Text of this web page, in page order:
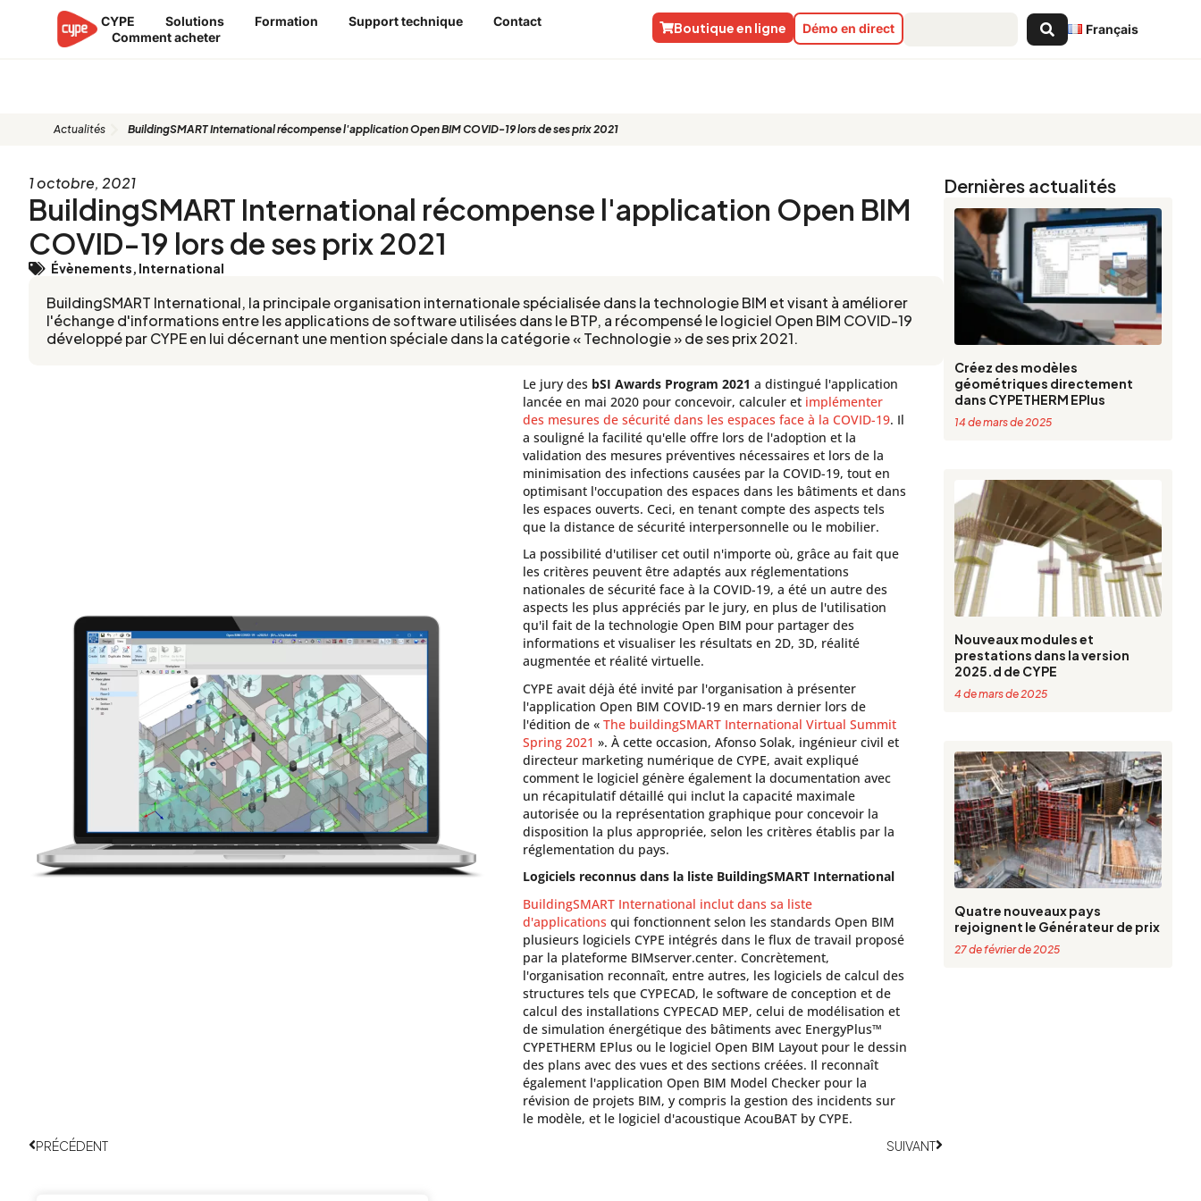
CYPE Solutions Formation Support technique
Contact
Comment acheter
Français
Search
Démo en direct
Boutique en ligne
Actualités BuildingSMART International récompense l'application Open BIM COVID-19 lors de ses prix 2021
1 octobre, 2021
BuildingSMART International récompense l'application Open BIM
COVID-19 lors de ses prix 2021
Évènements, International
BuildingSMART International, la principale organisation internationale spécialisée dans la technologie BIM et visant à améliorer
l'échange d'informations entre les applications de software utilisées dans le BTP, a récompensé le logiciel Open BIM COVID-19
développé par CYPE en lui décernant une mention spéciale dans la catégorie « Technologie » de ses prix 2021.
Le jury des bSI Awards Program 2021 a distingué l'application
lancée en mai 2020 pour concevoir, calculer et implémenter
des mesures de sécurité dans les espaces face à la COVID-19. Il
a souligné la facilité qu'elle offre lors de l'adoption et la
validation des mesures préventives nécessaires et lors de la
minimisation des infections causées par la COVID-19, tout en
optimisant l'occupation des espaces dans les bâtiments et dans
les espaces ouverts. Ceci, en tenant compte des aspects tels
que la distance de sécurité interpersonnelle ou le mobilier.
La possibilité d'utiliser cet outil n'importe où, grâce au fait que
les critères peuvent être adaptés aux réglementations
nationales de sécurité face à la COVID-19, a été un autre des
aspects les plus appréciés par le jury, en plus de l'utilisation
qu'il fait de la technologie Open BIM pour partager des
informations et visualiser les résultats en 2D, 3D, réalité
augmentée et réalité virtuelle.
CYPE avait déjà été invité par l'organisation à présenter
l'application Open BIM COVID-19 en mars dernier lors de
l'édition de « The buildingSMART International Virtual Summit
Spring 2021 ». À cette occasion, Afonso Solak, ingénieur civil et
directeur marketing numérique de CYPE, avait expliqué
comment le logiciel génère également la documentation avec
un récapitulatif détaillé qui inclut la capacité maximale
autorisée ou la représentation graphique pour concevoir la
disposition la plus appropriée, selon les critères établis par la
réglementation du pays.
Logiciels reconnus dans la liste BuildingSMART International
BuildingSMART International inclut dans sa liste
d'applications qui fonctionnent selon les standards Open BIM
plusieurs logiciels CYPE intégrés dans le flux de travail proposé
par la plateforme BIMserver.center. Concrètement,
l'organisation reconnaît, entre autres, les logiciels de calcul des
structures tels que CYPECAD, le software de conception et de
calcul des installations CYPECAD MEP, celui de modélisation et
de simulation énergétique des bâtiments avec EnergyPlus™
CYPETHERM EPlus ou le logiciel Open BIM Layout pour le dessin
des plans avec des vues et des sections créées. Il reconnaît
également l'application Open BIM Model Checker pour la
révision de projets BIM, y compris la gestion des incidents sur
le modèle, et le logiciel d'acoustique AcouBAT by CYPE.
Précédent
PRÉCÉDENT SUIVANTSuivant
Dernières actualités
Créez des modèles
géométriques directement
dans CYPETHERM EPlus
14 de mars de 2025
Nouveaux modules et
prestations dans la version
2025.d de CYPE
4 de mars de 2025
Quatre nouveaux pays
rejoignent le Générateur de prix
27 de février de 2025